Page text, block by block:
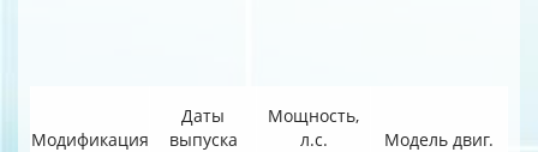
Модификация
Даты
выпуска
Мощность,
л.с.
Модель двиг.